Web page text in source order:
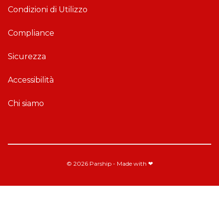
Condizioni di Utilizzo
Compliance
Sicurezza
Accessibilità
Chi siamo
© 2026 Parship - Made with ❤